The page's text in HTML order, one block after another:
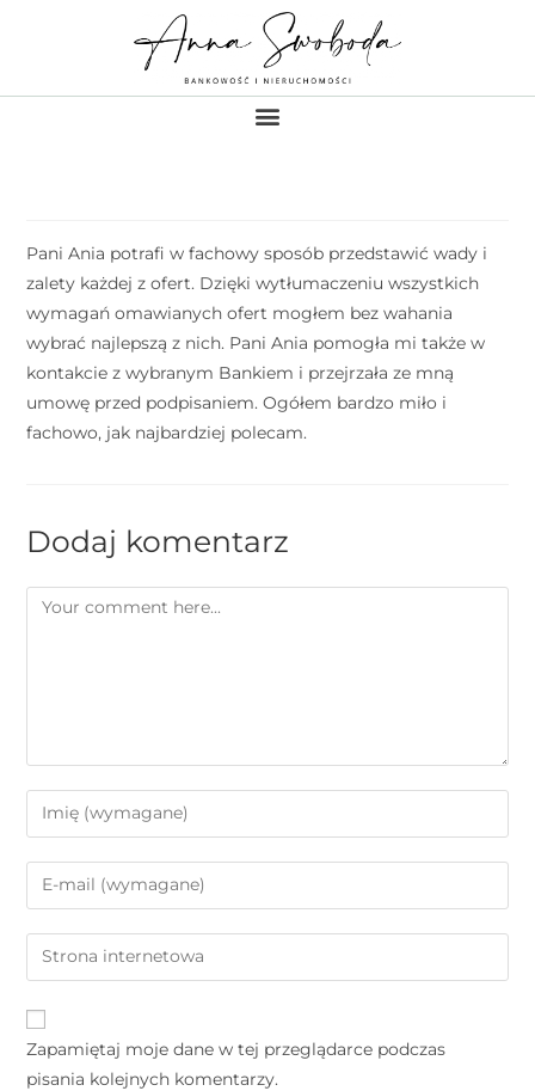
Pani Ania potrafi w fachowy sposób przedstawić wady i
zalety każdej z ofert. Dzięki wytłumaczeniu wszystkich
wymagań omawianych ofert mogłem bez wahania
wybrać najlepszą z nich. Pani Ania pomogła mi także w
kontakcie z wybranym Bankiem i przejrzała ze mną
umowę przed podpisaniem. Ogółem bardzo miło i
fachowo, jak najbardziej polecam.
Dodaj komentarz
Zapamiętaj moje dane w tej przeglądarce podczas
pisania kolejnych komentarzy.